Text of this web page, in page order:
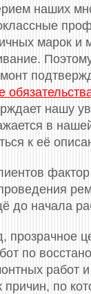
наших
марок и
нашу
в
к её
до начала
прозрачное
по
работ
причин, по